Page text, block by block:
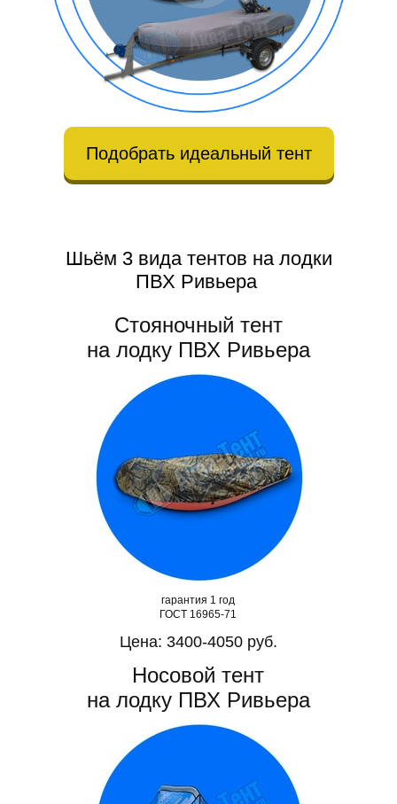
Подобрать идеальный тент
Шьём 3 вида тентов на лодки
ПВХ Ривьера
Стояночный тент
на лодку ПВХ Ривьера
гарантия 1 год
ГОСТ 16965-71
Цена: 3400-4050 руб.
Носовой тент
на лодку ПВХ Ривьера